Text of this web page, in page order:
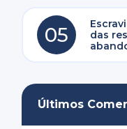
05
das
Últimos